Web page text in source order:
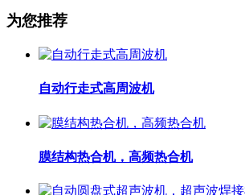
为您推荐
自动行走式高周波机
膜结构热合机，高频热合机